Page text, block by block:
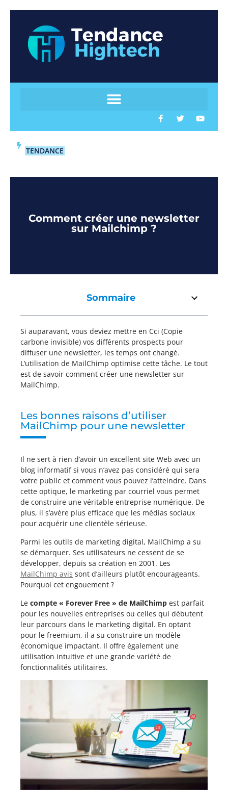
TENDANCE
Comment créer une newsletter
sur Mailchimp ?
Sommaire
Si auparavant, vous deviez mettre en Cci (Copie
carbone invisible) vos différents prospects pour
diffuser une newsletter, les temps ont changé.
L’utilisation de MailChimp optimise cette tâche. Le tout
est de savoir comment créer une newsletter sur
MailChimp.
Les bonnes raisons d’utiliser
MailChimp pour une newsletter
Il ne sert à rien d’avoir un excellent site Web avec un
blog informatif si vous n’avez pas considéré qui sera
votre public et comment vous pouvez l’atteindre. Dans
cette optique, le marketing par courriel vous permet
de construire une véritable entreprise numérique. De
plus, il s’avère plus efficace que les médias sociaux
pour acquérir une clientèle sérieuse.
Parmi les outils de marketing digital, MailChimp a su
se démarquer. Ses utilisateurs ne cessent de se
développer, depuis sa création en 2001. Les
MailChimp avis sont d’ailleurs plutôt encourageants.
Pourquoi cet engouement ?
Le compte « Forever Free » de MailChimp est parfait
pour les nouvelles entreprises ou celles qui débutent
leur parcours dans le marketing digital. En optant
pour le freemium, il a su construire un modèle
économique impactant. Il offre également une
utilisation intuitive et une grande variété de
fonctionnalités utilitaires.